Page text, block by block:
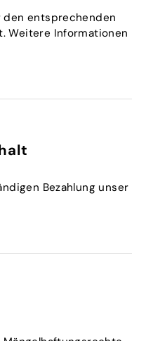
den entsprechenden
Weitere Informationen
Bezahlung unser